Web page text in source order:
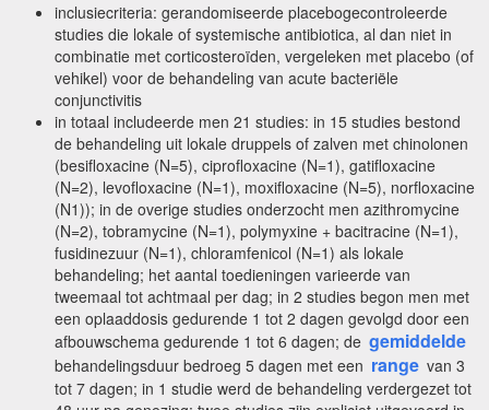
inclusiecriteria: gerandomiseerde placebogecontroleerde
studies die lokale of systemische antibiotica, al dan niet in
combinatie met corticosteroïden, vergeleken met placebo (of
vehikel) voor de behandeling van acute bacteriële
conjunctivitis
in totaal includeerde men 21 studies: in 15 studies bestond
de behandeling uit lokale druppels of zalven met chinolonen
(besifloxacine (N=5), ciprofloxacine (N=1), gatifloxacine
(N=2), levofloxacine (N=1), moxifloxacine (N=5), norfloxacine
(N1)); in de overige studies onderzocht men azithromycine
(N=2), tobramycine (N=1), polymyxine + bacitracine (N=1),
fusidinezuur (N=1), chloramfenicol (N=1) als lokale
behandeling; het aantal toedieningen varieerde van
tweemaal tot achtmaal per dag; in 2 studies begon men met
een oplaaddosis gedurende 1 tot 2 dagen gevolgd door een
afbouwschema gedurende 1 tot 6 dagen; de gemiddelde
behandelingsduur bedroeg 5 dagen met een range van 3
tot 7 dagen; in 1 studie werd de behandeling verdergezet tot